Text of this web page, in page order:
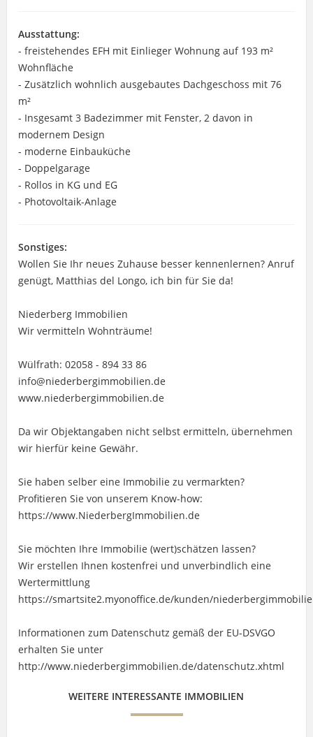
Ausstattung:
- freistehendes EFH mit Einlieger Wohnung auf 193 m²
Wohnfläche
- Zusätzlich wohnlich ausgebautes Dachgeschoss mit 76
m²
- Insgesamt 3 Badezimmer mit Fenster, 2 davon in
modernem Design
- moderne Einbauküche
- Doppelgarage
- Rollos in KG und EG
- Photovoltaik-Anlage
Sonstiges:
Wollen Sie Ihr neues Zuhause besser kennenlernen? Anruf
genügt, Matthias del Longo, ich bin für Sie da!
Niederberg Immobilien
Wir vermitteln Wohnträume!
Wülfrath: 02058 - 894 33 86
info@niederbergimmobilien.de
www.niederbergimmobilien.de
Da wir Objektangaben nicht selbst ermitteln, übernehmen
wir hierfür keine Gewähr.
Sie haben selber eine Immobilie zu vermarkten?
Profitieren Sie von unserem Know-how:
https://www.NiederbergImmobilien.de
Sie möchten Ihre Immobilie (wert)schätzen lassen?
Wir erstellen Ihnen kostenfrei und unverbindlich eine
Wertermittlung
https://smartsite2.myonoffice.de/kunden/
Informationen zum Datenschutz gemäß der EU-DSVGO
erhalten Sie unter
http://www.niederbergimmobilien.de/datenschutz.xhtml
WEITERE INTERESSANTE IMMOBILIEN